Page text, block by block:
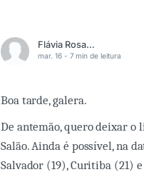
Flávia Rosado Lima
mar. 16 - 7 min de leitura
Boa tarde, galera.
De antemão, quero deixar
Salão. Ainda é possível, na
Salvador (19), Curitiba (21)